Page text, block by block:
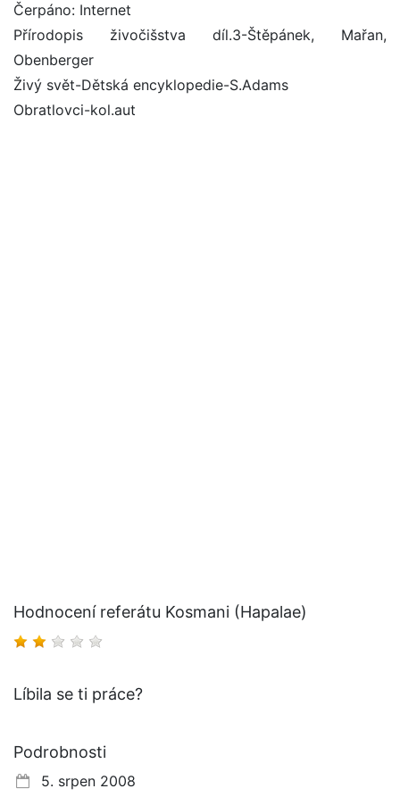
Čerpáno: Internet
Přírodopis živočišstva díl.3-Štěpánek, Mařan,
Obenberger
Živý svět-Dětská encyklopedie-S.Adams
Obratlovci-kol.aut
Hodnocení referátu Kosmani (Hapalae)
Líbila se ti práce?
Podrobnosti
5. srpen 2008